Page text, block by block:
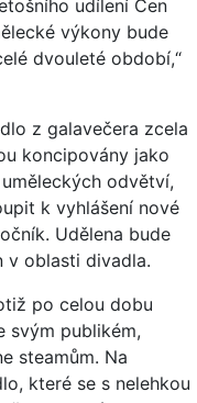
udílení Cen
výkony bude
dvouleté období,“
z galavečera zcela
koncipovány jako
odvětví,
k vyhlášení nové
Udělena bude
v oblasti divadla.
po celou dobu
svým publikém,
steamům. Na
které se s nelehkou